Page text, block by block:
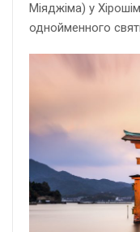
Міяджіма) у
однойменного